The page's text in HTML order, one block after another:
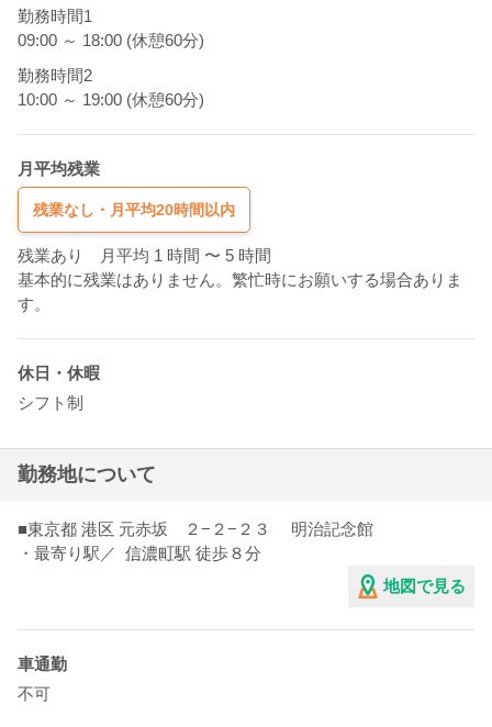
勤務時間1
09:00 ～ 18:00 (休憩60分)
勤務時間2
10:00 ～ 19:00 (休憩60分)
月平均残業
残業なし・月平均20時間以内
残業あり 月平均 1 時間 〜 5 時間
基本的に残業はありません。繁忙時にお願いする場合ありま
す。
休日・休暇
シフト制
勤務地について
■東京都 港区 元赤坂 ２−２−２３ 明治記念館
・最寄り駅／ 信濃町駅 徒歩８分
地図で見る
車通勤
不可